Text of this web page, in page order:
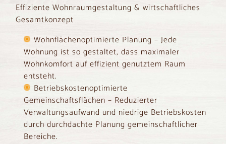
Effiziente Wohnraumgestaltung & wirtschaftliches
Gesamtkonzept
Wohnflächenoptimierte Planung – Jede
Wohnung ist so gestaltet, dass maximaler
Wohnkomfort auf effizient genutztem Raum
entsteht.
Betriebskostenoptimierte
Gemeinschaftsflächen – Reduzierter
Verwaltungsaufwand und niedrige Betriebskosten
durch durchdachte Planung gemeinschaftlicher
Bereiche.